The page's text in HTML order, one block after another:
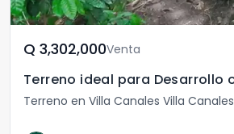
Q	3,302,000Venta
Terreno en Villa Canales Villa Canales